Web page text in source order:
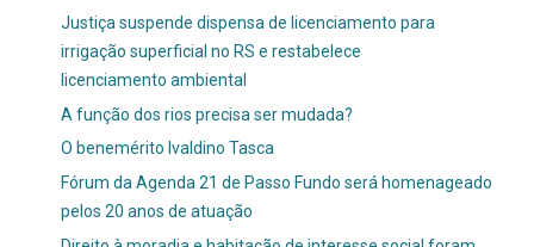
Justiça suspende dispensa de licenciamento para
irrigação superficial no RS e restabelece
licenciamento ambiental
A função dos rios precisa ser mudada?
O benemérito Ivaldino Tasca
Fórum da Agenda 21 de Passo Fundo será homenageado
pelos 20 anos de atuação